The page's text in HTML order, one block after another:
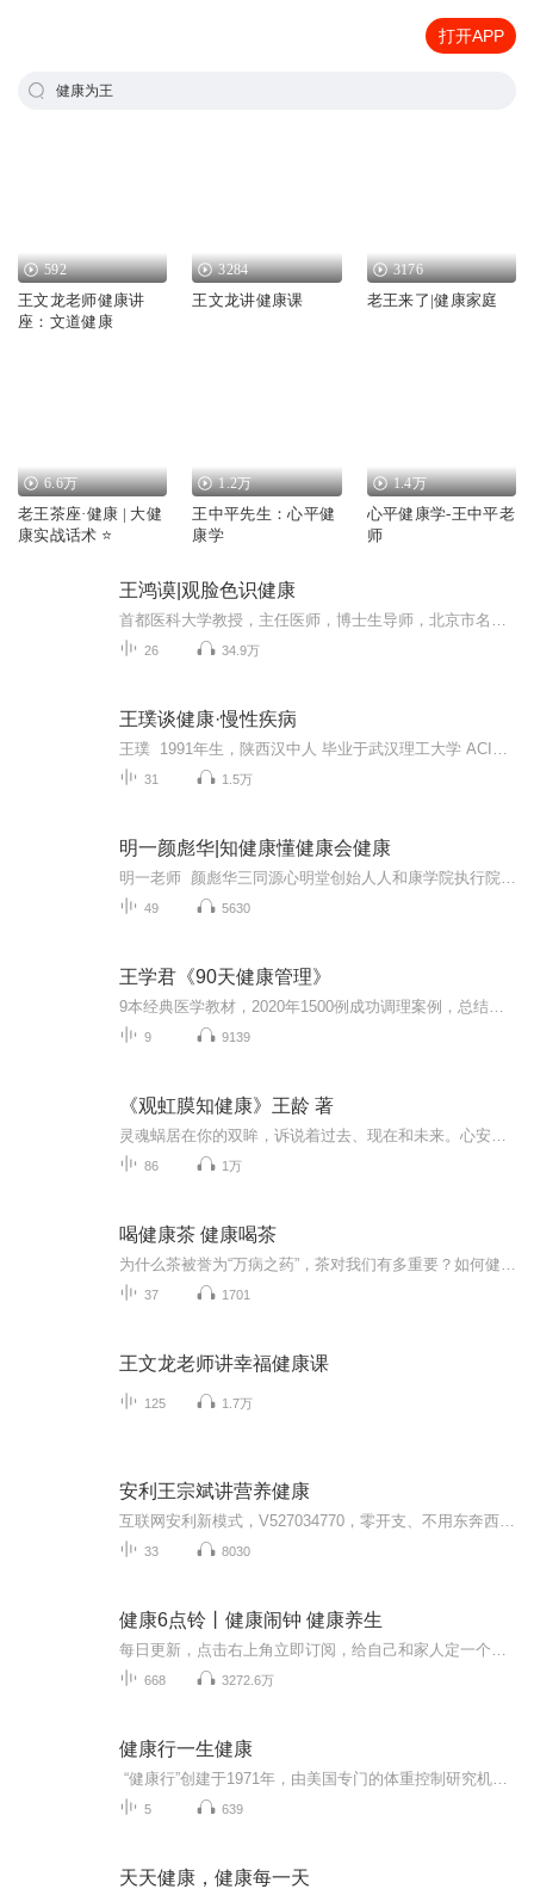
打开APP
健康为王
592
王文龙老师健康讲
座：文道健康
3284
王文龙讲健康课
3176
老王来了|健康家庭
6.6万
老王茶座·健康 | 大健
康实战话术 ⭐
1.2万
王中平先生：心平健
康学
1.4万
心平健康学-王中平老
师
王鸿谟|观脸色识健康
26 34.9万
王璞谈健康·慢性疾病
31 1.5万
明一颜彪华|知健康懂健康会健康
49 5630
王学君《90天健康管理》
9 9139
《观虹膜知健康》王龄 著
86 1万
喝健康茶 健康喝茶
37 1701
王文龙老师讲幸福健康课
125 1.7万
安利王宗斌讲营养健康
33 8030
健康6点铃丨健康闹钟 健康养生
668 3272.6万
健康行一生健康
5 639
天天健康，健康每一天